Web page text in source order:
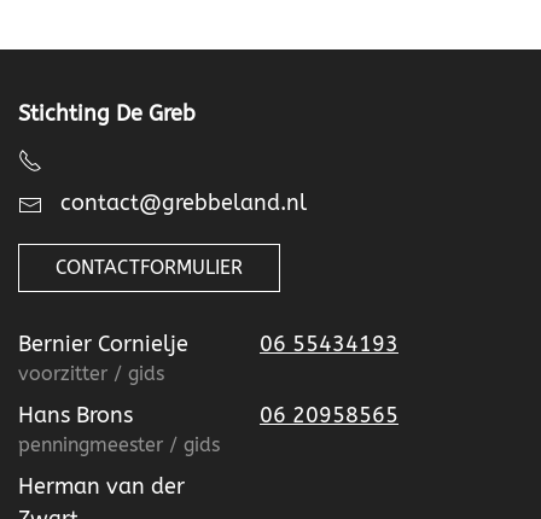
Stichting De Greb
contact@grebbeland.nl
CONTACTFORMULIER
Bernier Cornielje
voorzitter / gids
06 55434193
Hans Brons
penningmeester / gids
06 20958565
Herman van der